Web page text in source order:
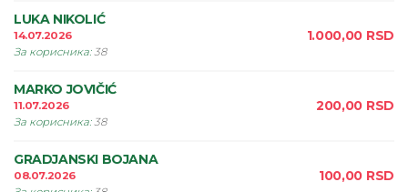
LUKA NIKOLIĆ
14.07.2026
За корисника:38
1.000,00 RSD
MARKO JOVIČIĆ
11.07.2026
За корисника:38
200,00 RSD
GRADJANSKI BOJANA
08.07.2026
100,00 RSD